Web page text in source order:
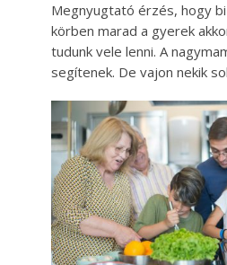
Megnyugtató érzés, hogy
körben marad a gyerek
tudunk vele lenni. A
segítenek. De vajon nekik